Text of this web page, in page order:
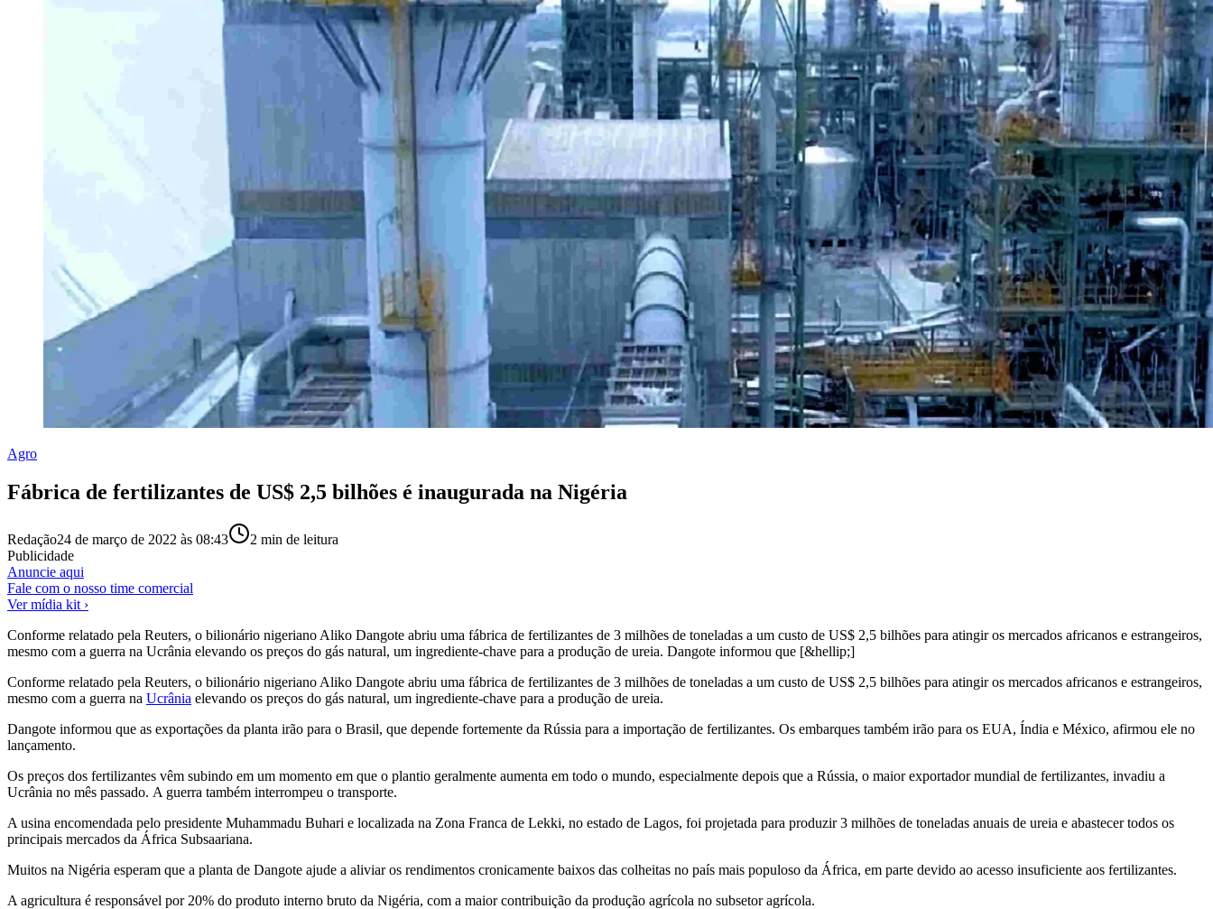
Agro
Fábrica de fertilizantes de US$ 2,5 bilhões é inaugurada na Nigéria
Redação24 de março de 2022 às 08:43 2 min de leitura
Publicidade
Anuncie aqui
Fale com o nosso time comercial
Ver mídia kit ›
Conforme relatado pela Reuters, o bilionário nigeriano Aliko Dangote abriu uma fábrica de fertilizantes de 3 milhões de toneladas a um custo de US$ 2,5 bilhões para atingir os mercados africanos e estrangeiros,
mesmo com a guerra na Ucrânia elevando os preços do gás natural, um ingrediente-chave para a produção de ureia. Dangote informou que [&hellip;]
Conforme relatado pela Reuters, o bilionário nigeriano Aliko Dangote abriu uma fábrica de fertilizantes de 3 milhões de toneladas a um custo de US$ 2,5 bilhões para atingir os mercados africanos e estrangeiros,
mesmo com a guerra na Ucrânia elevando os preços do gás natural, um ingrediente-chave para a produção de ureia.
Dangote informou que as exportações da planta irão para o Brasil, que depende fortemente da Rússia para a importação de fertilizantes. Os embarques também irão para os EUA, Índia e México, afirmou ele no
lançamento.
Os preços dos fertilizantes vêm subindo em um momento em que o plantio geralmente aumenta em todo o mundo, especialmente depois que a Rússia, o maior exportador mundial de fertilizantes, invadiu a
Ucrânia no mês passado. A guerra também interrompeu o transporte.
A usina encomendada pelo presidente Muhammadu Buhari e localizada na Zona Franca de Lekki, no estado de Lagos, foi projetada para produzir 3 milhões de toneladas anuais de ureia e abastecer todos os
principais mercados da África Subsaariana.
Muitos na Nigéria esperam que a planta de Dangote ajude a aliviar os rendimentos cronicamente baixos das colheitas no país mais populoso da África, em parte devido ao acesso insuficiente aos fertilizantes.
A agricultura é responsável por 20% do produto interno bruto da Nigéria, com a maior contribuição da produção agrícola no subsetor agrícola.